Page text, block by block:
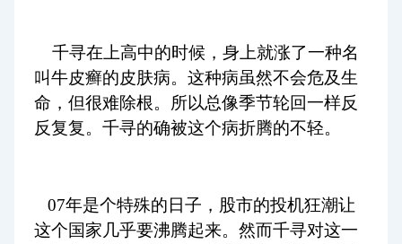
千寻在上高中的时候，身上就涨了一种名
叫牛皮癣的皮肤病。这种病虽然不会危及生
命，但很难除根。所以总像季节轮回一样反
反复复。千寻的确被这个病折腾的不轻。
07年是个特殊的日子，股市的投机狂潮让
这个国家几乎要沸腾起来。然而千寻对这一